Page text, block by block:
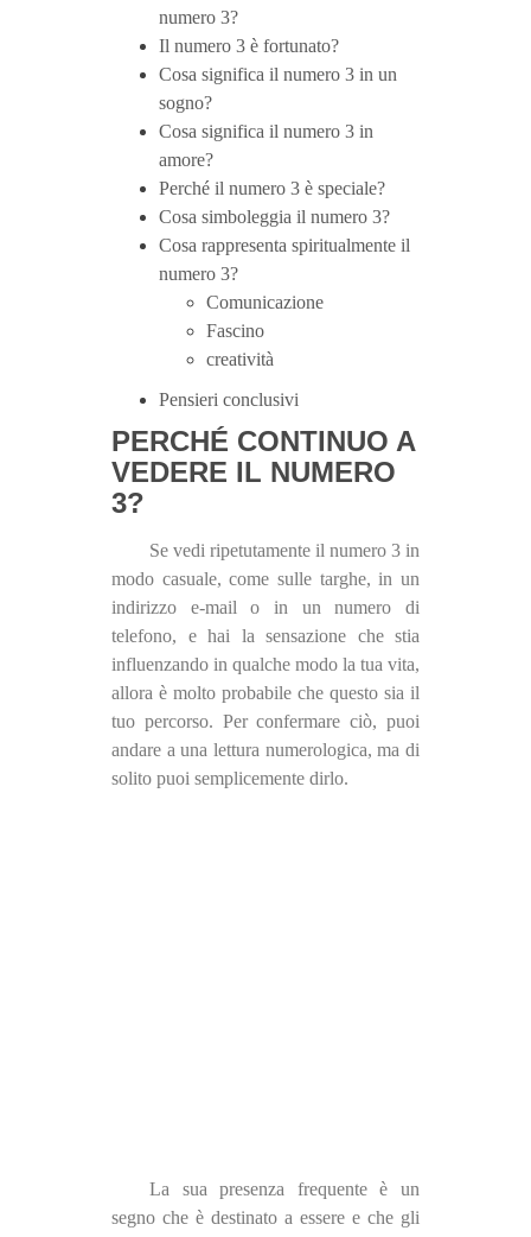
numero 3?
Il numero 3 è fortunato?
Cosa significa il numero 3 in un
sogno?
Cosa significa il numero 3 in
amore?
Perché il numero 3 è speciale?
Cosa simboleggia il numero 3?
Cosa rappresenta spiritualmente il
numero 3?
Comunicazione
Fascino
creatività
Pensieri conclusivi
PERCHÉ CONTINUO A
VEDERE IL NUMERO
3?
Se vedi ripetutamente il numero 3 in
modo casuale, come sulle targhe, in un
indirizzo e-mail o in un numero di
telefono, e hai la sensazione che stia
influenzando in qualche modo la tua vita,
allora è molto probabile che questo sia il
tuo percorso. Per confermare ciò, puoi
andare a una lettura numerologica, ma di
solito puoi semplicemente dirlo.
La sua presenza frequente è un
segno che è destinato a essere e che gli